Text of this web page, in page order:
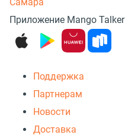
Приложение Mango Talker
Поддержка
Партнерам
Новости
Доставка